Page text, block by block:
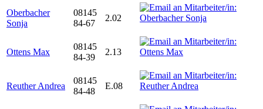
Oberbacher
Sonja
08145
84-67
2.02
Ottens Max
08145
84-39
2.13
Reuther Andrea
08145
84-48
E.08